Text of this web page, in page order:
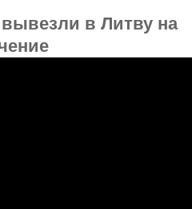
в Литву на